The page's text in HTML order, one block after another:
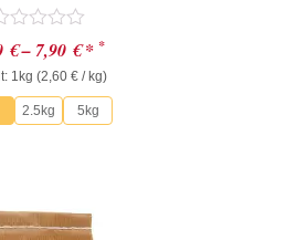
€– 7,90 €* *
1kg (2,60 €/ kg)
2.5kg 5kg